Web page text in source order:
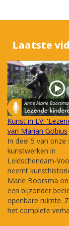
Laatste
Kunst in LV:
van Marian Gobius
In deel 5 van onze
kunstwerken in
Leidschendam-
neemt
Marie Boorsma
een bijzonder
openbare ruimte.
het complete